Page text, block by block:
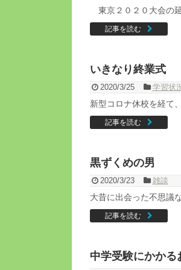
東京２０２０大会の
記事を読む
いきなり終業式
2020/3/25 学習状
新型コロナ休校を経て
記事を読む
黒ずくめの男
2020/3/23 雑談
大昔に出会った不思議
記事を読む
中学受験にかかる